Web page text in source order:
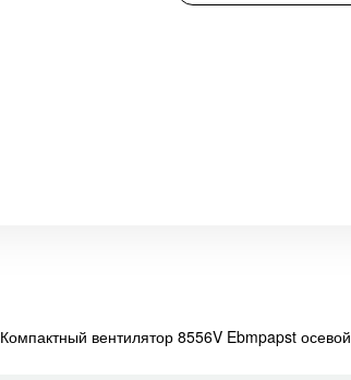
Компактный вентилятор 8556V Ebmpapst осевой